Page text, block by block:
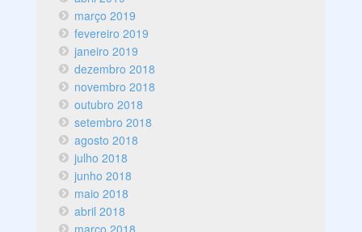
março 2019
fevereiro 2019
janeiro 2019
dezembro 2018
novembro 2018
outubro 2018
setembro 2018
agosto 2018
julho 2018
junho 2018
maio 2018
abril 2018
março 2018